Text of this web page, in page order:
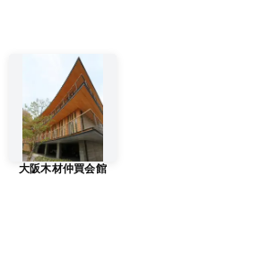
大阪木材仲買会館